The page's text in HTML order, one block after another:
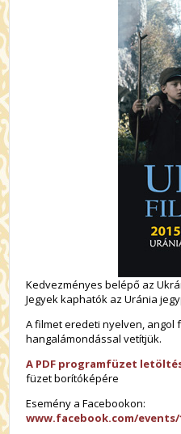
Kedvezményes belépő az
Jegyek kaphatók az Uránia
A filmet eredeti nyelven, angol
hangalámondással vetítjük.
A PDF programfüzet
füzet borítóképére
Esemény a Facebookon:
www.facebook.com/events/